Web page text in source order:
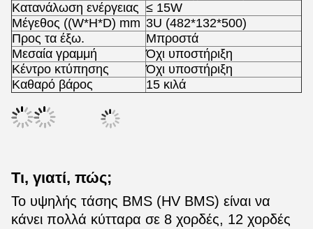
Κατανάλωση ενέργειας ≤ 15W
Μέγεθος ((W*H*D) mm 3U (482*132*500)
Προς τα έξω.
Μπροστά
Μεσαία γραμμή
Όχι υποστήριξη
Κέντρο κτύπησης
Όχι υποστήριξη
Καθαρό βάρος
15 κιλά
Τι, γιατί, πώς;
Το υψηλής τάσης BMS (HV BMS) είναι να
κάνει πολλά κύτταρα σε 8 χορδές, 12 χορδές